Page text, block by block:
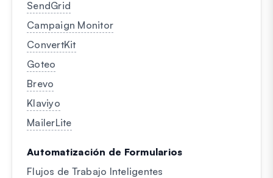
SendGrid
Campaign Monitor
ConvertKit
Goteo
Brevo
Klaviyo
MailerLite
Automatización de Formularios
Flujos de Trabajo Inteligentes